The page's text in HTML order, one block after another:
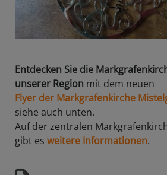
Entdecken Sie die
unserer Region mit dem neuen
Flyer der Markgrafenkirche
siehe auch unten.
Auf der zentralen
gibt es weitere Informationen.